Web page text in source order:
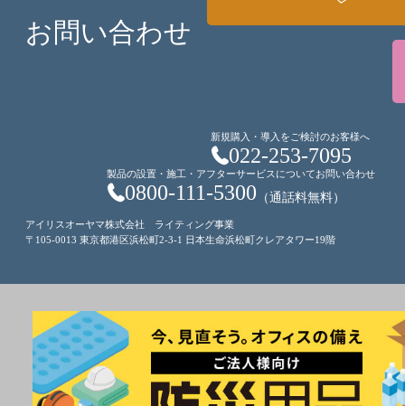
お問い合わせ
新規購入・導入をご検討のお客様へ
022-253-7095
製品の設置・施工・アフターサービスについてお問い合わせ
0800-111-5300 （通話料無料）
アイリスオーヤマ株式会社 ライティング事業
〒105-0013 東京都港区浜松町2-3-1 日本生命浜松町クレアタワー19階